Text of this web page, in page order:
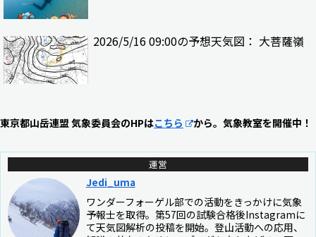
2026/5/16 09:00の予想天気図： 大菩薩嶺
東京都山岳連盟 気象委員会のHPはこちら から。気象教室を開催中！
運営
Jedi_uma
ワンダーフォーゲル部での活動をきっかけに気象
予報士を取得。第57回の試験合格後Instagramに
て天気図解析の投稿を開始。登山活動への応用、